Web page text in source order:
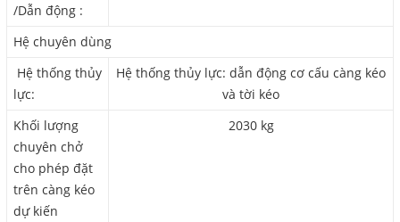
/Dẫn động :
Hệ chuyên dùng
Hệ thống thủy
lực:
Hệ thống thủy lực: dẫn động cơ cấu càng kéo
và tời kéo
Khối lượng
chuyên chở
cho phép đặt
trên càng kéo
dự kiến
2030 kg